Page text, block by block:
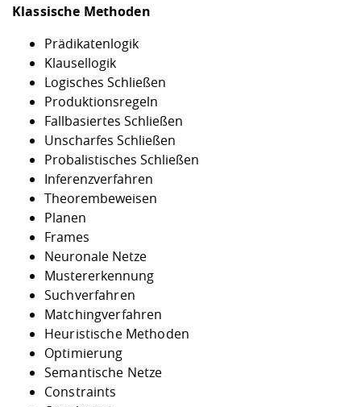
Klassische Methoden
Prädikatenlogik
Klausellogik
Logisches Schließen
Produktionsregeln
Fallbasiertes Schließen
Unscharfes Schließen
Probalistisches Schließen
Inferenzverfahren
Theorembeweisen
Planen
Frames
Neuronale Netze
Mustererkennung
Suchverfahren
Matchingverfahren
Heuristische Methoden
Optimierung
Semantische Netze
Constraints